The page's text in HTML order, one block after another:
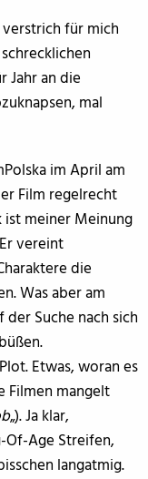
für mich
Jahr an die
mal
im April am
Film regelrecht
ist meiner Meinung
vereint
die
Was aber am
Suche nach sich
Etwas, woran es
Filmen mangelt
„). Ja klar,
Of-Age Streifen,
langatmig.